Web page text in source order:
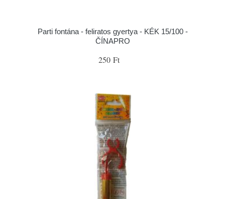
Parti fontána - feliratos gyertya - KÉK 15/100 -
ČÍNAPRO
250 Ft